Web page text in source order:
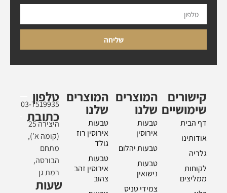
שליחה
קישורים
שימושיים
דף הבית
אודותינו
גלריה
לקוחות
ממליצים
המוצרים
שלנו
טבעות
אירוסין
טבעות יהלום
טבעות
נישואין
צמידי טניס
המוצרים
שלנו
טבעות
אירוסין רוז
גולד
טבעות
אירוסין זהב
צהוב
טלפון
03-7519935
כתובת
היצירה 25
(קומה א'),
מתחם
הבורסה,
רמת גן
שעות